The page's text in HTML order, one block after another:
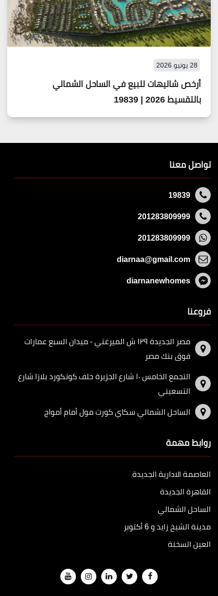
28 يونيو 2026
أرخص شاليهات للبيع في الساحل الشمالي
بالتقسيط 2026 | 19839
تواصل معنا
19839
201283809999
201283809999
diarnaa@gmail.com
diarnanewhomes
فروعنا
مصر الجديدة ١٢٩ ش الميرغني - ميدان السبع عمارات
فوق بنك مصر
التجمع الخامس ١٠ شارع الجزيرة خلف كونكورد بلازا شارع
التسعيني
الساحل الشمالي سكاي كورت مول أمام أمواج
روابط مهمة
العاصمة الادارية الجديدة
القاهرة الجديدة
الساحل الشمالي
مدينة الشيخ زايد و 6 أكتوبر
العين السخنة